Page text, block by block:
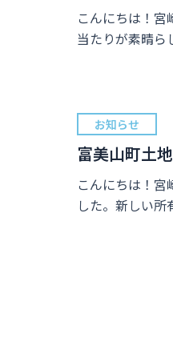
こんにちは！
当たりが素晴
お知らせ
富美山町土
こんにちは！
した。新しい